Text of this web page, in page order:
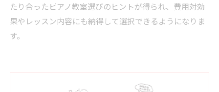
たり合ったピアノ教室選びのヒントが得られ、費用対効
果やレッスン内容にも納得して選択できるようになりま
す。